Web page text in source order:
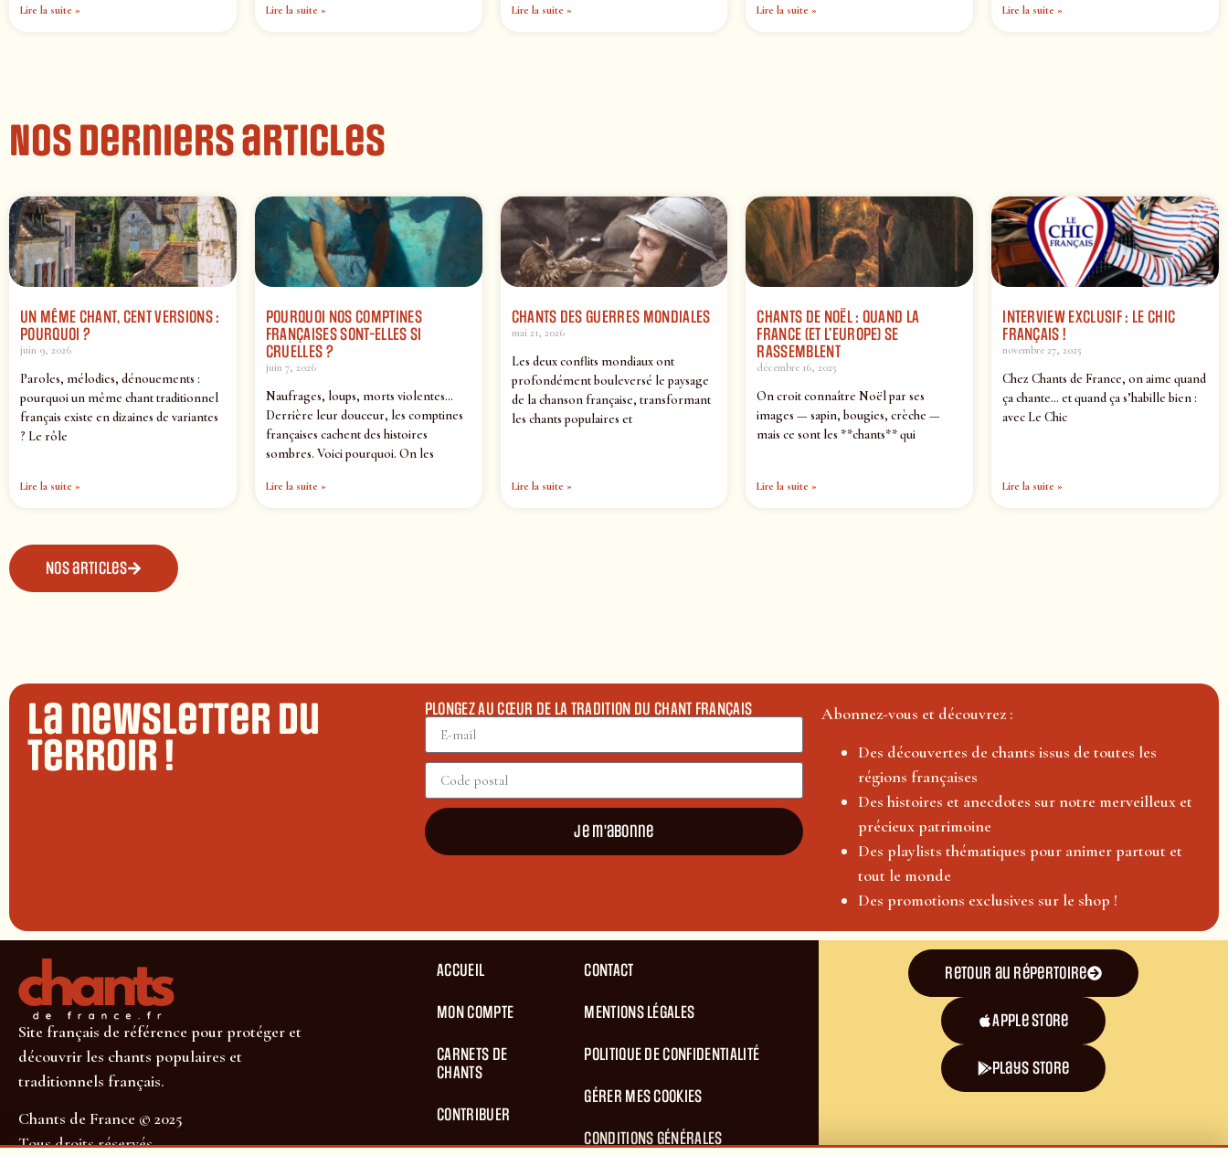
Lire la suite » Lire la suite » Lire la suite » Lire la suite » Lire la suite »
Nos derniers articles
UN MÊME CHANT, CENT VERSIONS :
POURQUOI ?
juin 9, 2026
Paroles, mélodies, dénouements :
pourquoi un même chant traditionnel
français existe en dizaines de variantes
? Le rôle
Lire la suite »
POURQUOI NOS COMPTINES
FRANÇAISES SONT-ELLES SI
CRUELLES ?
juin 7, 2026
Naufrages, loups, morts violentes…
Derrière leur douceur, les comptines
françaises cachent des histoires
sombres. Voici pourquoi. On les
Lire la suite »
CHANTS DES GUERRES MONDIALES
mai 21, 2026
Les deux conflits mondiaux ont
profondément bouleversé le paysage
de la chanson française, transformant
les chants populaires et
Lire la suite »
CHANTS DE NOËL : QUAND LA
FRANCE (ET L’EUROPE) SE
RASSEMBLENT
décembre 16, 2025
On croit connaître Noël par ses
images — sapin, bougies, crèche —
mais ce sont les **chants** qui
Lire la suite »
INTERVIEW EXCLUSIF : LE CHIC
FRANÇAIS !
novembre 27, 2025
Chez Chants de France, on aime quand
ça chante… et quand ça s’habille bien :
avec Le Chic
Lire la suite »
Nos articles
La newsletter du
terroir !
PLONGEZ AU CŒUR DE LA TRADITION DU CHANT FRANÇAIS
Je m'abonne
Abonnez-vous et découvrez :
Des découvertes de chants issus de toutes les
régions françaises
Des histoires et anecdotes sur notre merveilleux et
précieux patrimoine
Des playlists thématiques pour animer partout et
tout le monde
Des promotions exclusives sur le shop !
Site français de référence pour protéger et
découvrir les chants populaires et
traditionnels français.
Chants de France © 2025
Tous droits réservés
ACCUEIL
MON COMPTE
CARNETS DE
CHANTS
CONTRIBUER
CONTACT
MENTIONS LÉGALES
POLITIQUE DE CONFIDENTIALITÉ
GÉRER MES COOKIES
CONDITIONS GÉNÉRALES
Retour au répertoire
Apple Store
plays store